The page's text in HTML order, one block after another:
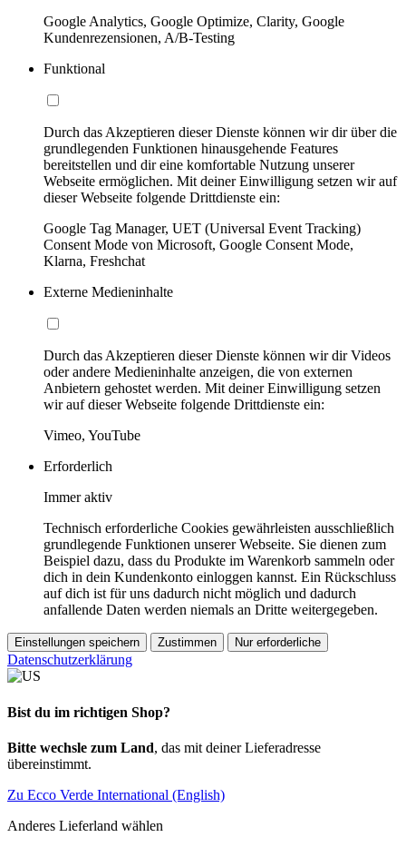
Google Analytics, Google Optimize, Clarity, Google
Kundenrezensionen, A/B-Testing
Funktional
Durch das Akzeptieren dieser Dienste können wir dir über die
grundlegenden Funktionen hinausgehende Features
bereitstellen und dir eine komfortable Nutzung unserer
Webseite ermöglichen. Mit deiner Einwilligung setzen wir auf
dieser Webseite folgende Drittdienste ein:
Google Tag Manager, UET (Universal Event Tracking)
Consent Mode von Microsoft, Google Consent Mode,
Klarna, Freshchat
Externe Medieninhalte
Durch das Akzeptieren dieser Dienste können wir dir Videos
oder andere Medieninhalte anzeigen, die von externen
Anbietern gehostet werden. Mit deiner Einwilligung setzen
wir auf dieser Webseite folgende Drittdienste ein:
Vimeo, YouTube
Erforderlich
Immer aktiv
Technisch erforderliche Cookies gewährleisten ausschließlich
grundlegende Funktionen unserer Webseite. Sie dienen zum
Beispiel dazu, dass du Produkte im Warenkorb sammeln oder
dich in dein Kundenkonto einloggen kannst. Ein Rückschluss
auf dich ist für uns dadurch nicht möglich und dadurch
anfallende Daten werden niemals an Dritte weitergegeben.
Einstellungen speichern Zustimmen Nur erforderliche
Datenschutzerklärung
Bist du im richtigen Shop?
Bitte wechsle zum Land, das mit deiner Lieferadresse
übereinstimmt.
Zu Ecco Verde International (English)
Anderes Lieferland wählen